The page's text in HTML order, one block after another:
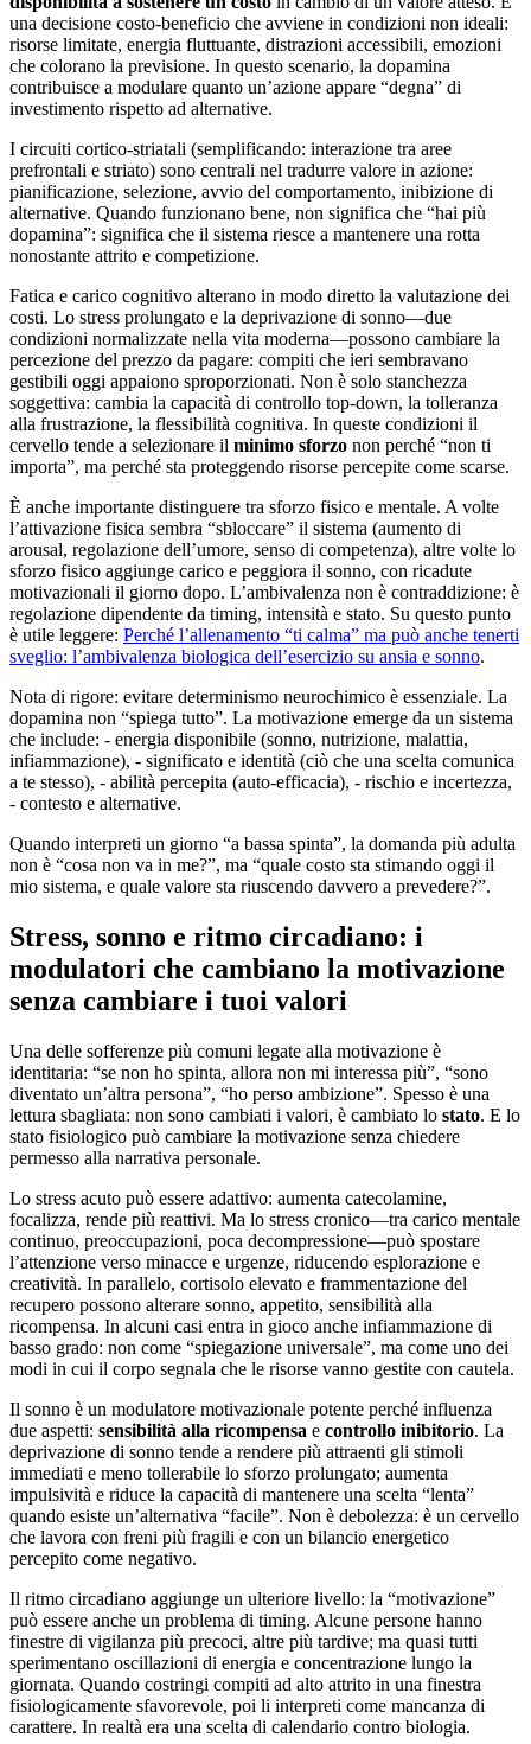
una decisione costo-beneficio che avviene in condizioni non ideali:
risorse limitate, energia fluttuante, distrazioni accessibili, emozioni
che colorano la previsione. In questo scenario, la dopamina
contribuisce a modulare quanto un’azione appare “degna” di
investimento rispetto ad alternative.
I circuiti cortico-striatali (semplificando: interazione tra aree
prefrontali e striato) sono centrali nel tradurre valore in azione:
pianificazione, selezione, avvio del comportamento, inibizione di
alternative. Quando funzionano bene, non significa che “hai più
dopamina”: significa che il sistema riesce a mantenere una rotta
nonostante attrito e competizione.
Fatica e carico cognitivo alterano in modo diretto la valutazione dei
costi. Lo stress prolungato e la deprivazione di sonno—due
condizioni normalizzate nella vita moderna—possono cambiare la
percezione del prezzo da pagare: compiti che ieri sembravano
gestibili oggi appaiono sproporzionati. Non è solo stanchezza
soggettiva: cambia la capacità di controllo top-down, la tolleranza
alla frustrazione, la flessibilità cognitiva. In queste condizioni il
cervello tende a selezionare il minimo sforzo non perché “non ti
importa”, ma perché sta proteggendo risorse percepite come scarse.
È anche importante distinguere tra sforzo fisico e mentale. A volte
l’attivazione fisica sembra “sbloccare” il sistema (aumento di
arousal, regolazione dell’umore, senso di competenza), altre volte lo
sforzo fisico aggiunge carico e peggiora il sonno, con ricadute
motivazionali il giorno dopo. L’ambivalenza non è contraddizione: è
regolazione dipendente da timing, intensità e stato. Su questo punto
è utile leggere: Perché l’allenamento “ti calma” ma può anche tenerti
sveglio: l’ambivalenza biologica dell’esercizio su ansia e sonno.
Nota di rigore: evitare determinismo neurochimico è essenziale. La
dopamina non “spiega tutto”. La motivazione emerge da un sistema
che include: - energia disponibile (sonno, nutrizione, malattia,
infiammazione), - significato e identità (ciò che una scelta comunica
a te stesso), - abilità percepita (auto-efficacia), - rischio e incertezza,
- contesto e alternative.
Quando interpreti un giorno “a bassa spinta”, la domanda più adulta
non è “cosa non va in me?”, ma “quale costo sta stimando oggi il
mio sistema, e quale valore sta riuscendo davvero a prevedere?”.
Stress, sonno e ritmo circadiano: i
modulatori che cambiano la motivazione
senza cambiare i tuoi valori
Una delle sofferenze più comuni legate alla motivazione è
identitaria: “se non ho spinta, allora non mi interessa più”, “sono
diventato un’altra persona”, “ho perso ambizione”. Spesso è una
lettura sbagliata: non sono cambiati i valori, è cambiato lo stato. E lo
stato fisiologico può cambiare la motivazione senza chiedere
permesso alla narrativa personale.
Lo stress acuto può essere adattivo: aumenta catecolamine,
focalizza, rende più reattivi. Ma lo stress cronico—tra carico mentale
continuo, preoccupazioni, poca decompressione—può spostare
l’attenzione verso minacce e urgenze, riducendo esplorazione e
creatività. In parallelo, cortisolo elevato e frammentazione del
recupero possono alterare sonno, appetito, sensibilità alla
ricompensa. In alcuni casi entra in gioco anche infiammazione di
basso grado: non come “spiegazione universale”, ma come uno dei
modi in cui il corpo segnala che le risorse vanno gestite con cautela.
Il sonno è un modulatore motivazionale potente perché influenza
due aspetti: sensibilità alla ricompensa e controllo inibitorio. La
deprivazione di sonno tende a rendere più attraenti gli stimoli
immediati e meno tollerabile lo sforzo prolungato; aumenta
impulsività e riduce la capacità di mantenere una scelta “lenta”
quando esiste un’alternativa “facile”. Non è debolezza: è un cervello
che lavora con freni più fragili e con un bilancio energetico
percepito come negativo.
Il ritmo circadiano aggiunge un ulteriore livello: la “motivazione”
può essere anche un problema di timing. Alcune persone hanno
finestre di vigilanza più precoci, altre più tardive; ma quasi tutti
sperimentano oscillazioni di energia e concentrazione lungo la
giornata. Quando costringi compiti ad alto attrito in una finestra
fisiologicamente sfavorevole, poi li interpreti come mancanza di
carattere. In realtà era una scelta di calendario contro biologia.